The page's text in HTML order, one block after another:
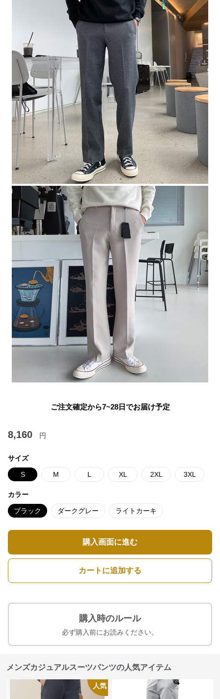
ご注文確定から7~28日でお届け予定
8,160 円
サイズ
S M L XL 2XL 3XL
カラー
ブラック ダークグレー ライトカーキ
購入画面に進む
カートに追加する
購入時のルール
必ず購入前にお読みください。
メンズカジュアルスーツパンツの人気アイテム
人気